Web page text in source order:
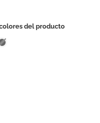
del producto